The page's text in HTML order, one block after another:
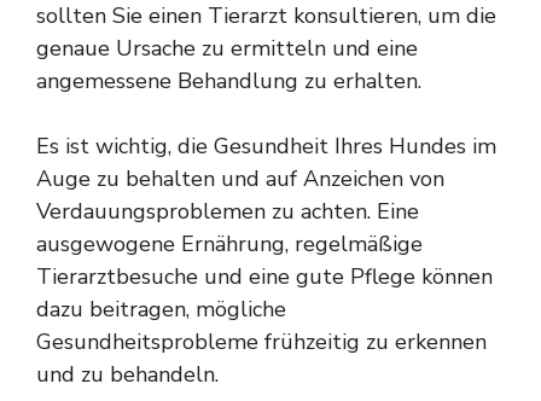
sollten Sie einen Tierarzt konsultieren, um die
genaue Ursache zu ermitteln und eine
angemessene Behandlung zu erhalten.
Es ist wichtig, die Gesundheit Ihres Hundes im
Auge zu behalten und auf Anzeichen von
Verdauungsproblemen zu achten. Eine
ausgewogene Ernährung, regelmäßige
Tierarztbesuche und eine gute Pflege können
dazu beitragen, mögliche
Gesundheitsprobleme frühzeitig zu erkennen
und zu behandeln.